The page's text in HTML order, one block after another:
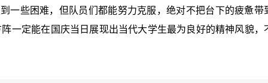
一些困难，但队员们都能努力克服，绝对不把台下的疲惫带
一定能在国庆当日展现出当代大学生最为良好的精神风貌，